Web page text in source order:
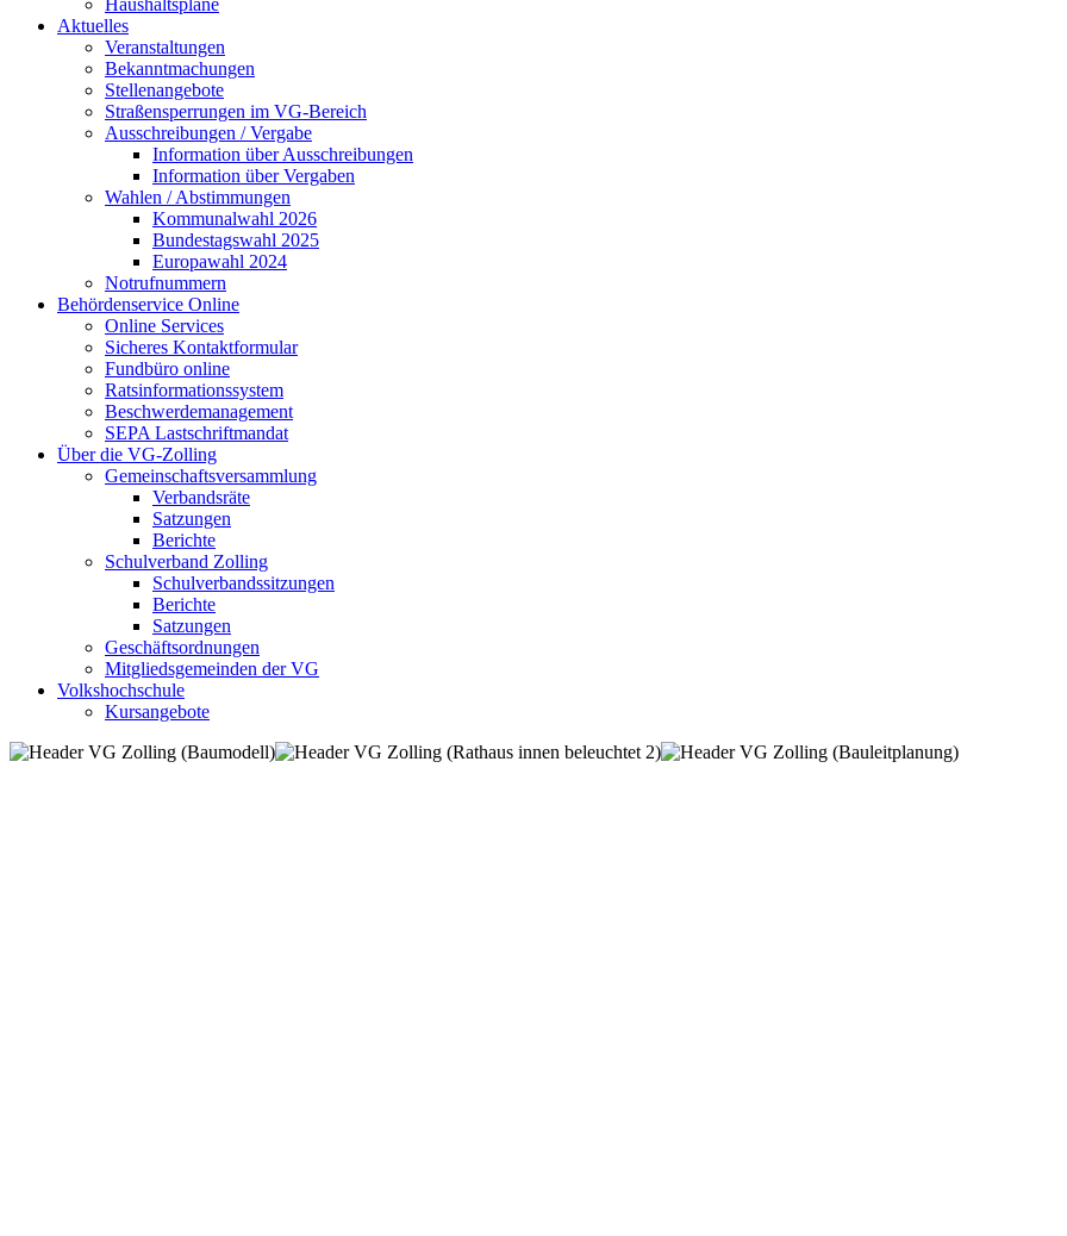
Haushaltspläne
Aktuelles
Veranstaltungen
Bekanntmachungen
Stellenangebote
Straßensperrungen im VG-Bereich
Ausschreibungen / Vergabe
Information über Ausschreibungen
Information über Vergaben
Wahlen / Abstimmungen
Kommunalwahl 2026
Bundestagswahl 2025
Europawahl 2024
Notrufnummern
Behördenservice Online
Online Services
Sicheres Kontaktformular
Fundbüro online
Ratsinformationssystem
Beschwerdemanagement
SEPA Lastschriftmandat
Über die VG-Zolling
Gemeinschaftsversammlung
Verbandsräte
Satzungen
Berichte
Schulverband Zolling
Schulverbandssitzungen
Berichte
Satzungen
Geschäftsordnungen
Mitgliedsgemeinden der VG
Volkshochschule
Kursangebote